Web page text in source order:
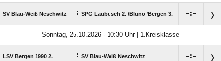
SV Blau-Weiß Neschwitz : SPG Laubusch 2. /​Bluno /​Bergen 3. :
Sonntag, 25.10.2026 - 10:30 Uhr | 1.Kreisklasse
LSV Bergen 1990 2. : SV Blau-Weiß Neschwitz :